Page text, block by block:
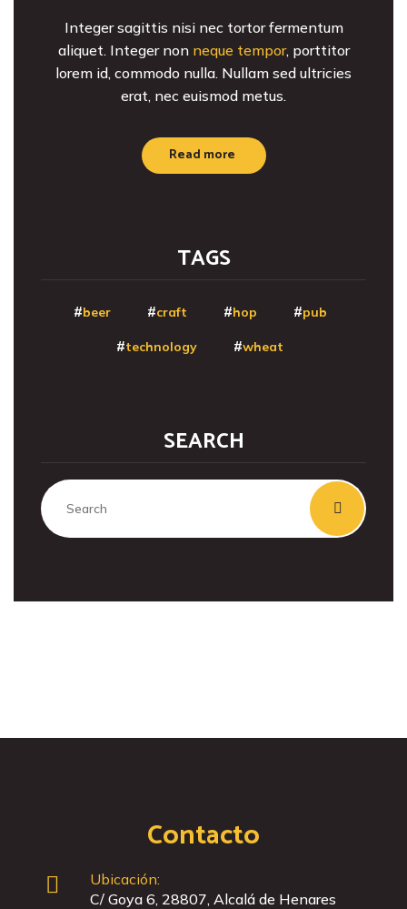
Integer sagittis nisi nec tortor fermentum
aliquet. Integer non neque tempor, porttitor
lorem id, commodo nulla. Nullam sed ultricies
erat, nec euismod metus.
Read more
TAGS
beer craft hop pub
technology wheat
SEARCH
Contacto
Ubicación:
C/ Goya 6, 28807, Alcalá de Henares